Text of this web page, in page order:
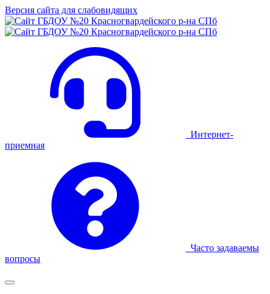
Версия сайта для слабовидящих
Интернет-
приемная
Часто задаваемы
вопросы